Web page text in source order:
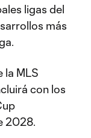
ligas del
más
la MLS
con los
2028.